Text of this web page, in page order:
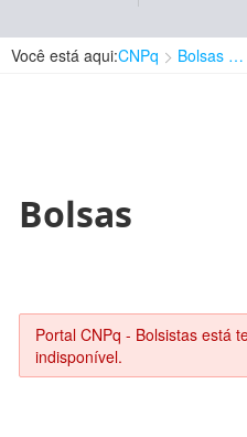
Você está aqui:CNPq Bolsas e Auxílios Vigentes
Bolsas
Portal CNPq - Bolsistas está
indisponível.